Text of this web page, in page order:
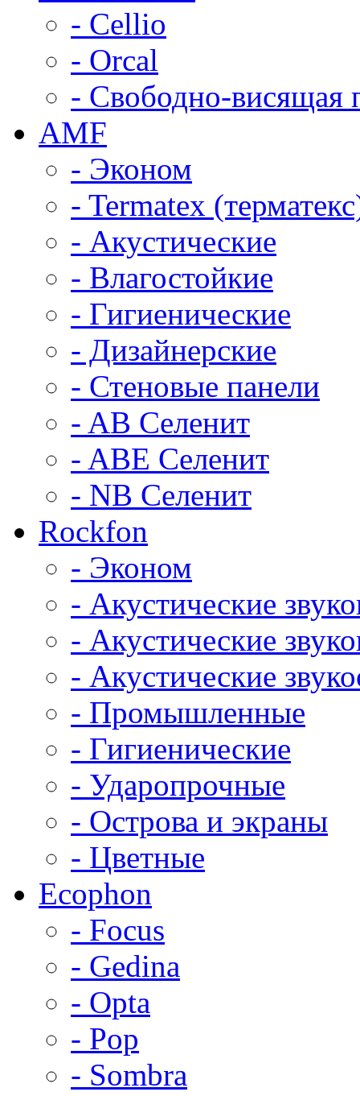
- Cellio
- Orcal
- Свободно-висящая
AMF
- Эконом
- Termatex
- Акустические
- Влагостойкие
- Гигиенические
- Дизайнерские
- Стеновые панели
- AB Селенит
- ABE Селенит
- NB Селенит
Rockfon
- Эконом
- Акустические
- Акустические
- Акустические
- Промышленные
- Гигиенические
- Ударопрочные
- Острова и экраны
- Цветные
Ecophon
- Focus
- Gedina
- Opta
- Pop
- Sombra